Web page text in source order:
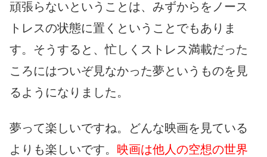
頑張らないということは、みずからをノース
トレスの状態に置くということでもありま
す。そうすると、忙しくストレス満載だった
ころにはついぞ見なかった夢というものを見
るようになりました。
夢って楽しいですね。どんな映画を見ている
よりも楽しいです。 映画は他人の空想の世界